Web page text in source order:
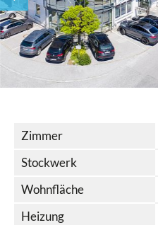
Zimmer
Stockwerk
Wohnfläche
Heizung